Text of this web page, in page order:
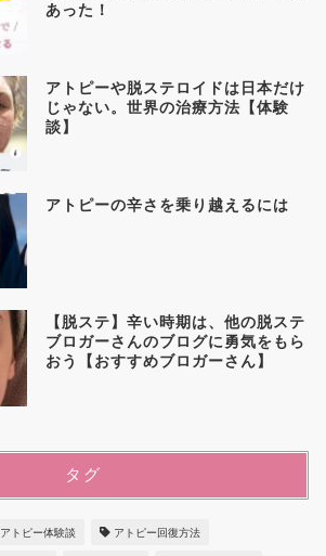
あった！
アトピーや脱ステロイドは日本だけ
じゃない。世界の治療方法【体験
談】
アトピーの辛さを乗り越えるには
【脱ステ】辛い時期は、他の脱ステ
ブロガーさんのブログに勇気をもら
おう【おすすめブロガーさん】
タグ
アトピー体験談 アトピー回復方法